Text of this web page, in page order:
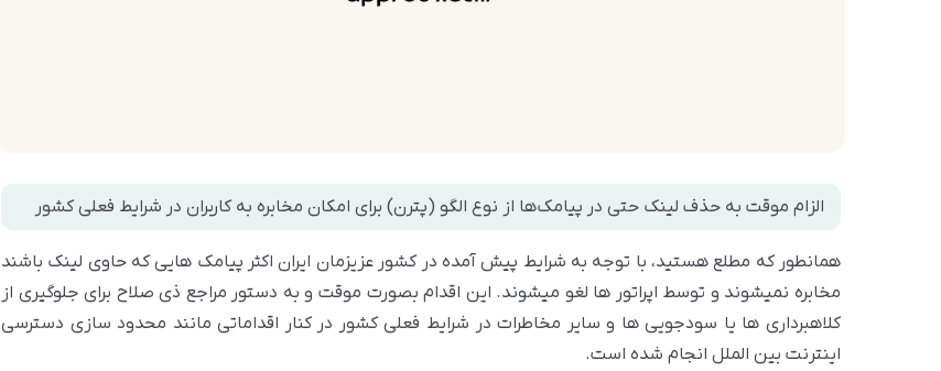
الزام موقت به حذف لینک حتی در پیامک‌ها از نوع الگو (پترن) برای امکان مخابره به کاربران در شرایط فعلی کشور
همانطور که مطلع هستید، با توجه به شرایط پیش آمده در کشور عزیزمان ایران اکثر پیامک هایی که حاوی لینک باشند
مخابره نمیشوند و توسط اپراتور ها لغو میشوند. این اقدام بصورت موقت و به دستور مراجع ذی صلاح برای جلوگیری از
کلاهبرداری ها یا سودجویی ها و سایر مخاطرات در شرایط فعلی کشور در کنار اقداماتی مانند محدود سازی دسترسی
اینترنت بین الملل انجام شده است.